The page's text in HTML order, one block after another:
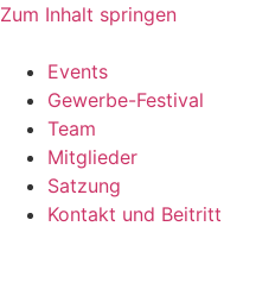
Zum Inhalt springen
Events
Gewerbe-Festival
Team
Mitglieder
Satzung
Kontakt und Beitritt